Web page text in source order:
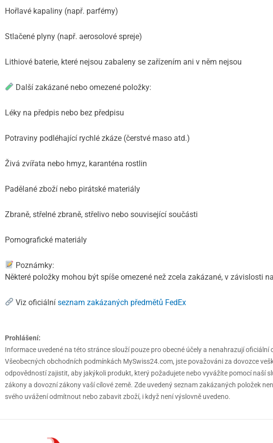
Hořlavé kapaliny (např. parfémy)
Stlačené plyny (např. aerosolové spreje)
Lithiové baterie, které nejsou zabaleny se zařízením ani v něm nejsou
Další zakázané nebo omezené položky:
Léky na předpis nebo bez předpisu
Potraviny podléhající rychlé zkáze (čerstvé maso atd.)
Živá zvířata nebo hmyz, karanténa rostlin
Padělané zboží nebo pirátské materiály
Zbraně, střelné zbraně, střelivo nebo související součásti
Pornografické materiály
Poznámky:
Některé položky mohou být spíše omezené než zcela zakázané, v závislosti
Viz oficiálníseznam zakázaných předmětů FedEx
Prohlášení:
Informace uvedené na této stránce slouží pouze pro obecné účely a nenahrazují oficiální
Všeobecných obchodních podmínkách MySwiss24.com, jste považováni za dovozce
odpovědností zajistit, aby jakýkoli produkt, který požadujete nebo vyvážíte pomocí naší
zákony a dovozní zákony vaší cílové země. Zde uvedený seznam zakázaných položek
svého uvážení odmítnout nebo zabavit zboží, i když není výslovně uvedeno.